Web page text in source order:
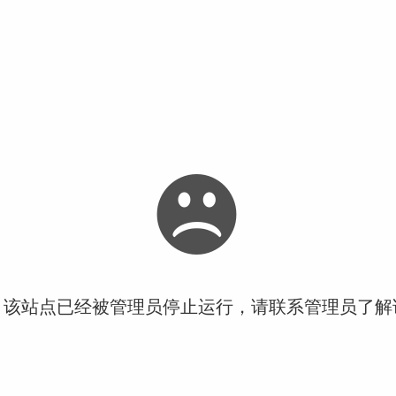
站点已经被管理员停止运行，请联系管理员了